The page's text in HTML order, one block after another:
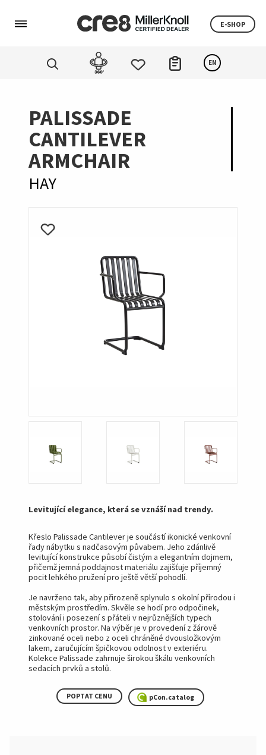
E-SHOP
EN
PALISSADE
CANTILEVER
ARMCHAIR
HAY
Levitující elegance, která se vznáší nad trendy.
Křeslo Palissade Cantilever je součástí ikonické venkovní
řady nábytku s nadčasovým půvabem. Jeho zdánlivě
levitující konstrukce působí čistým a elegantním dojmem,
přičemž jemná poddajnost materiálu zajišťuje příjemný
pocit lehkého pružení pro ještě větší pohodlí.
Je navrženo tak, aby přirozeně splynulo s okolní přírodou i
městským prostředím. Skvěle se hodí pro odpočinek,
stolování i posezení s přáteli v nejrůznějších typech
venkovních prostor. Na výběr je v provedení z žárově
zinkované oceli nebo z oceli chráněné dvousložkovým
lakem, zaručujícím špičkovou odolnost v exteriéru.
Kolekce Palissade zahrnuje širokou škálu venkovních
sedacích prvků a stolů.
POPTAT CENU pCon.catalog